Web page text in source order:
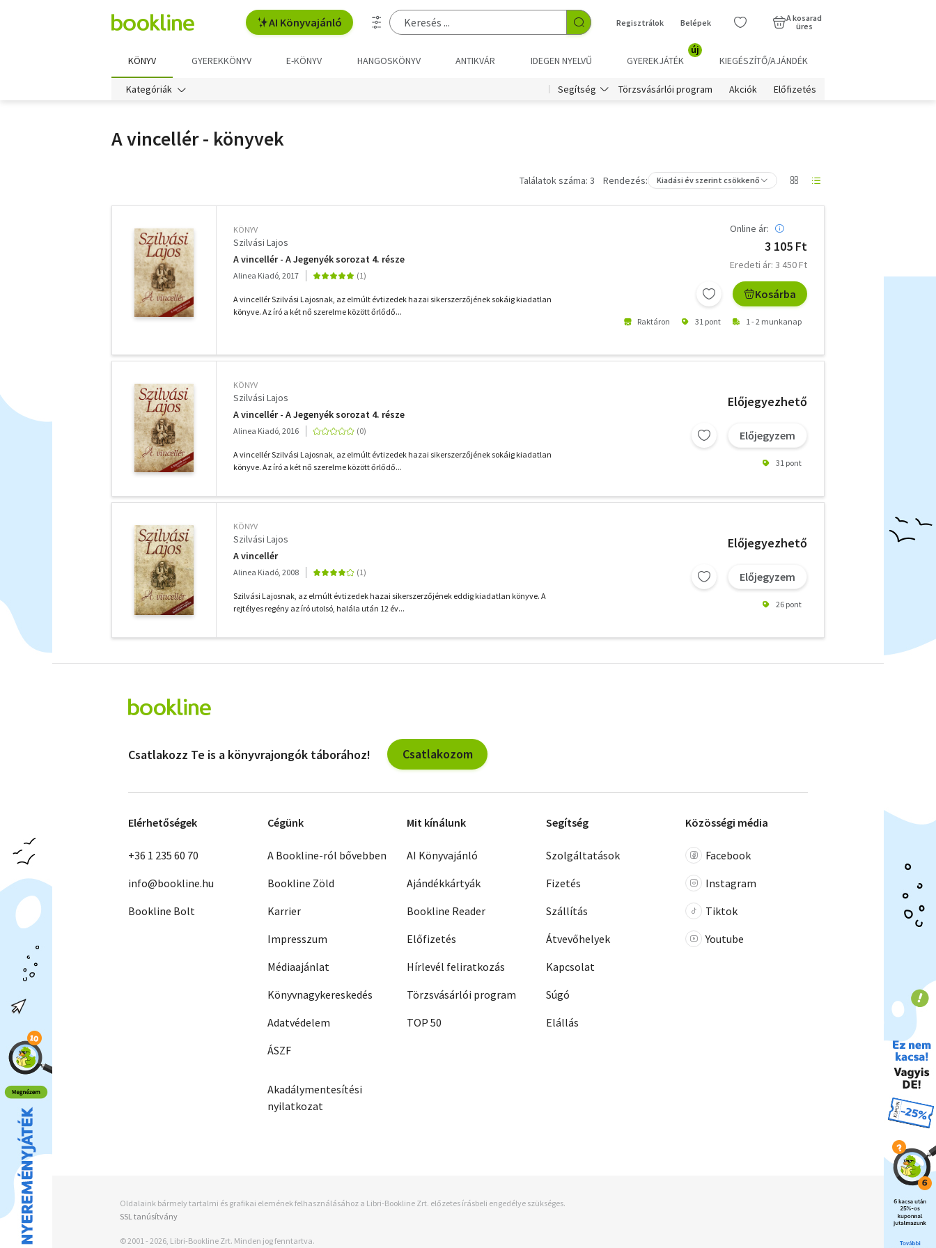
AI Könyvajánló Regisztrálok Belépek
A kosarad
üres
KÖNYV GYEREKKÖNYV E-KÖNYV HANGOSKÖNYV ANTIKVÁR IDEGEN NYELVŰ GYEREKJÁTÉK
új
KIEGÉSZÍTŐ/AJÁNDÉK
Kategóriák Segítség Törzsvásárlói program Akciók Előfizetés
A vincellér - könyvek
Találatok száma: 3 Rendezés: Kiadási év szerint csökkenő
KÖNYV
Szilvási Lajos
A vincellér - A Jegenyék sorozat 4. része
Alinea Kiadó, 2017
A vincellér Szilvási Lajosnak, az elmúlt évtizedek hazai sikerszerzőjének sokáig kiadatlan
könyve. Az író a két nő szerelme között őrlődő...
Online ár:
3 105 Ft
Eredeti ár: 3 450 Ft
Kosárba
Raktáron 31 pont 1 - 2 munkanap
KÖNYV
Szilvási Lajos
A vincellér - A Jegenyék sorozat 4. része
Alinea Kiadó, 2016
A vincellér Szilvási Lajosnak, az elmúlt évtizedek hazai sikerszerzőjének sokáig kiadatlan
könyve. Az író a két nő szerelme között őrlődő...
Előjegyezhető
Előjegyzem
31 pont
KÖNYV
Szilvási Lajos
A vincellér
Alinea Kiadó, 2008
Szilvási Lajosnak, az elmúlt évtizedek hazai sikerszerzőjének eddig kiadatlan könyve. A
rejtélyes regény az író utolsó, halála után 12 év...
Előjegyezhető
Előjegyzem
26 pont
szűrők
Csatlakozz Te is a könyvrajongók táborához! Csatlakozom
Elérhetőségek
+36 1 235 60 70
info@bookline.hu
Bookline Bolt
Cégünk
A Bookline-ról bővebben
Bookline Zöld
Karrier
Impresszum
Médiaajánlat
Könyvnagykereskedés
Adatvédelem
ÁSZF
Akadálymentesítési
nyilatkozat
Mit kínálunk
AI Könyvajánló
Ajándékkártyák
Bookline Reader
Előfizetés
Hírlevél feliratkozás
Törzsvásárlói program
TOP 50
Segítség
Szolgáltatások
Fizetés
Szállítás
Átvevőhelyek
Kapcsolat
Súgó
Elállás
Közösségi média
Facebook
Instagram
Tiktok
Youtube
Oldalaink bármely tartalmi és grafikai elemének felhasználásához a Libri-Bookline Zrt. előzetes írásbeli engedélye szükséges.
SSL tanúsítvány
© 2001 - 2026, Libri-Bookline Zrt. Minden jog fenntartva.